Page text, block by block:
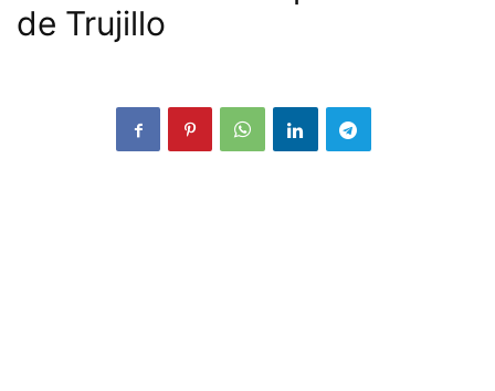
de Trujillo